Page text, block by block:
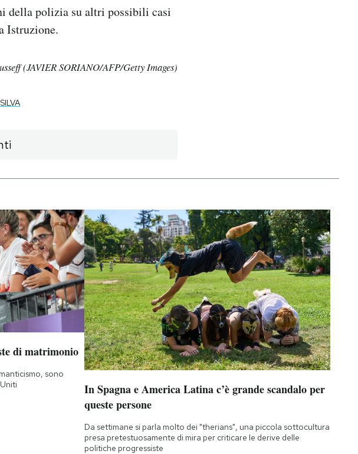
della polizia su altri possibili casi
Istruzione.
(JAVIER SORIANO/AFP/Getty Images)
di matrimonio
sono
In Spagna e America Latina c’è grande scandalo per
queste persone
Da settimane si parla molto dei "therians", una piccola sottocultura
presa pretestuosamente di mira per criticare le derive delle
politiche progressiste